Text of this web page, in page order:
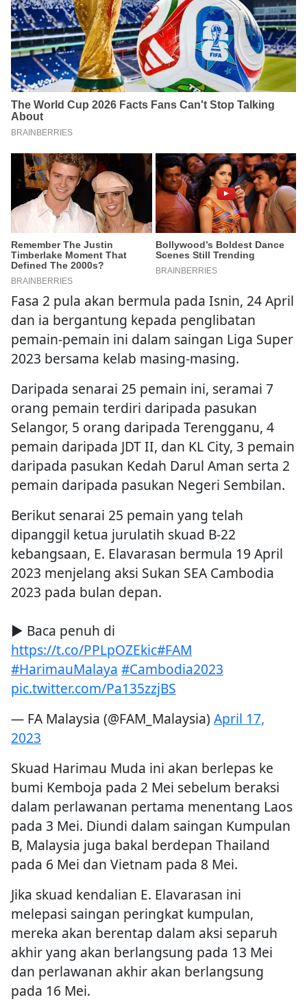
Fasa 2 pula akan bermula pada Isnin, 24 April
dan ia bergantung kepada penglibatan
pemain-pemain ini dalam saingan Liga Super
2023 bersama kelab masing-masing.
Daripada senarai 25 pemain ini, seramai 7
orang pemain terdiri daripada pasukan
Selangor, 5 orang daripada Terengganu, 4
pemain daripada JDT II, dan KL City, 3 pemain
daripada pasukan Kedah Darul Aman serta 2
pemain daripada pasukan Negeri Sembilan.
Berikut senarai 25 pemain yang telah
dipanggil ketua jurulatih skuad B-22
kebangsaan, E. Elavarasan bermula 19 April
2023 menjelang aksi Sukan SEA Cambodia
2023 pada bulan depan.
▶️ Baca penuh di
https://t.co/PPLpOZEkic#FAM
#HarimauMalaya #Cambodia2023
pic.twitter.com/Pa135zzjBS
— FA Malaysia (@FAM_Malaysia) April 17,
2023
Skuad Harimau Muda ini akan berlepas ke
bumi Kemboja pada 2 Mei sebelum beraksi
dalam perlawanan pertama menentang Laos
pada 3 Mei. Diundi dalam saingan Kumpulan
B, Malaysia juga bakal berdepan Thailand
pada 6 Mei dan Vietnam pada 8 Mei.
Jika skuad kendalian E. Elavarasan ini
melepasi saingan peringkat kumpulan,
mereka akan berentap dalam aksi separuh
akhir yang akan berlangsung pada 13 Mei
dan perlawanan akhir akan berlangsung
pada 16 Mei.